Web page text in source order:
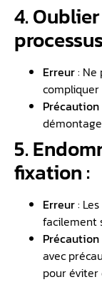
4.
Erreur: Ne
Précaution
5.
fixation :
Erreur:
facilement
Précaution
avec
pour éviter